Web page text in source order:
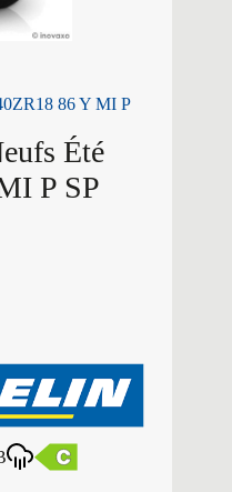
86 Y MI P
Été
P SP